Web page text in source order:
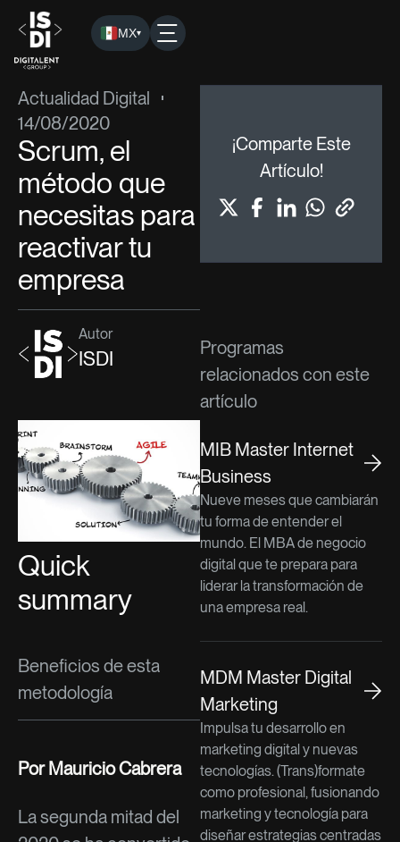
MX▾
ISDI›Blog
Actualidad Digital
14/08/2020
Scrum, el
método que
necesitas para
reactivar tu
empresa
Autor
ISDI
Quick
summary
Beneficios de esta
metodología
Por Mauricio Cabrera
La segunda mitad del
¡Comparte Este
Artículo!
Programas
relacionados con este
artículo
MIB Master Internet
Business
Nueve meses que cambiarán
tu forma de entender el
mundo. El MBA de negocio
digital que te prepara para
liderar la transformación de
una empresa real.
MDM Master Digital
Marketing
Impulsa tu desarrollo en
marketing digital y nuevas
tecnologías. (Trans)formate
como profesional, fusionando
marketing y tecnología para
diseñar estrategias centradas